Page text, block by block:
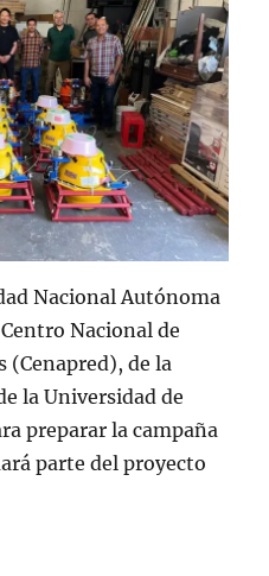
Nacional Autónoma
Nacional de
(Cenapred), de la
la Universidad de
preparar la campaña
parte del proyecto
de Sismómetros de